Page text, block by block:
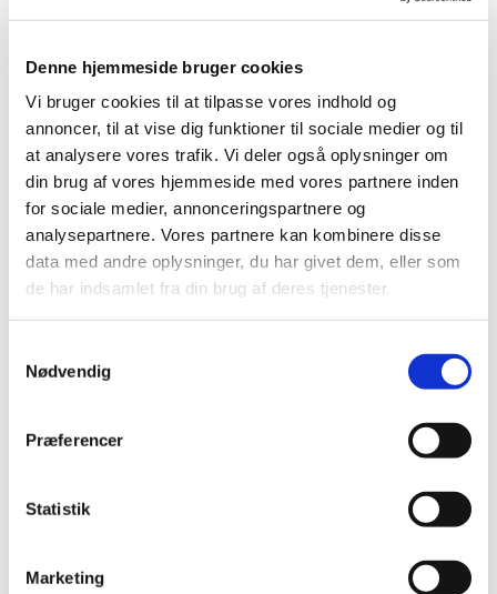
Denne hjemmeside bruger cookies
Vi bruger cookies til at tilpasse vores indhold og
annoncer, til at vise dig funktioner til sociale medier og til
at analysere vores trafik. Vi deler også oplysninger om
din brug af vores hjemmeside med vores partnere inden
for sociale medier, annonceringspartnere og
analysepartnere. Vores partnere kan kombinere disse
data med andre oplysninger, du har givet dem, eller som
de har indsamlet fra din brug af deres tjenester.
Nødvendig
Præferencer
Statistik
Marketing
Kontakt Lene Lyngbæk tlf. 2746-4540
Du vil måske også kunne